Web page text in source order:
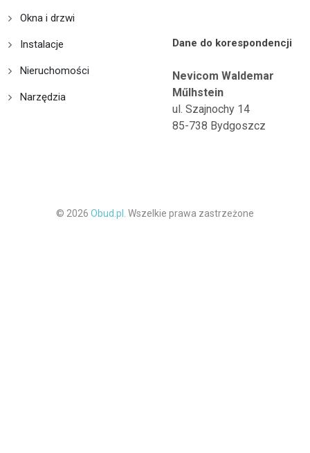
Okna i drzwi
Instalacje
Nieruchomości
Narzędzia
Dane do korespondencji
Nevicom Waldemar
Műlhstein
ul. Szajnochy 14
85-738 Bydgoszcz
© 2026 Obud.pl. Wszelkie prawa zastrzeżone